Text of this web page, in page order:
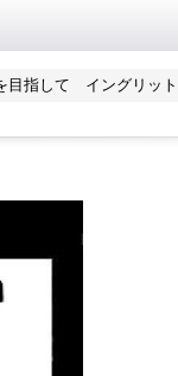
目指して イングリッ